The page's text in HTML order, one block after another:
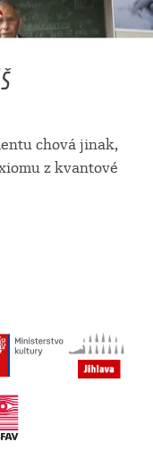
chová jinak,
z kvantové